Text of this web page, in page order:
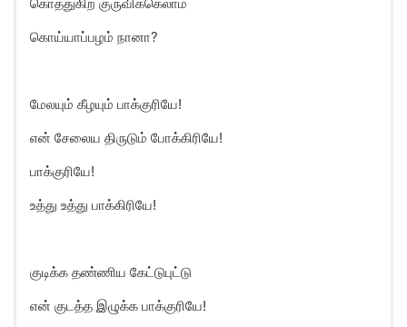
கொய்யாப்பழம் நானா?
மேலயும் கீழயும் பாக்குரியே!
என் சேலைய திருடும் போக்கிரியே!
பாக்குரியே!
உத்து உத்து பாக்கிரியே!
குடிக்க தண்ணிய கேட்டுபுட்டு
என் குடத்த இழுக்க பாக்குரியே!